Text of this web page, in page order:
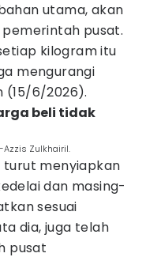
utama, akan
pusat.
kilogram itu
mengurangi
(15/6/2026).
beli tidak
Azzis Zulkhairil.
turut menyiapkan
dan masing-
sesuai
dia, juga telah
pusat